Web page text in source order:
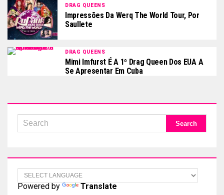
DRAG QUEENS
Impressões Da Werq The World Tour, Por
Saullete
DRAG QUEENS
Mimi Imfurst É A 1º Drag Queen Dos EUA A
Se Apresentar Em Cuba
Powered by Translate